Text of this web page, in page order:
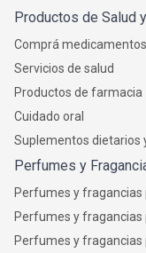
Productos de Salud
Comprá medicamentos
Servicios de salud
Productos de farmacia
Cuidado oral
Suplementos dietarios
Perfumes y
Perfumes y fragancias
Perfumes y fragancias
Perfumes y fragancias